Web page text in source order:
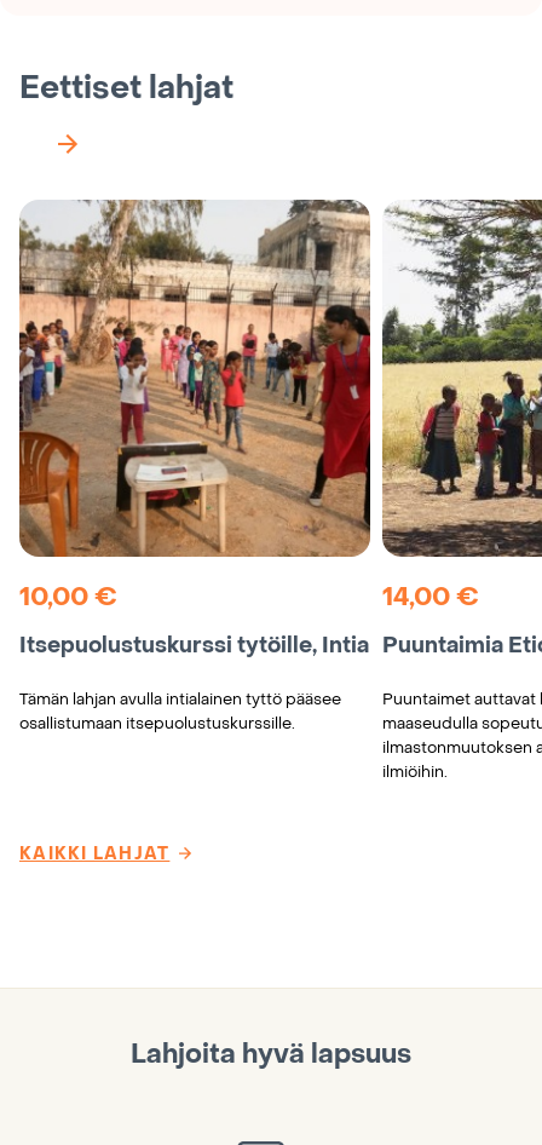
Eettiset lahjat
Seuraava
10,00€
Itsepuolustuskurssi tytöille, Intia
Tämän lahjan avulla intialainen tyttö pääsee
osallistumaan itsepuolustuskurssille.
14,00€
Puuntaimia
Puuntaimet auttavat
maaseudulla
ilmastonmuutoksen
ilmiöihin.
KAIKKI LAHJAT
Lahjoita hyvä lapsuus